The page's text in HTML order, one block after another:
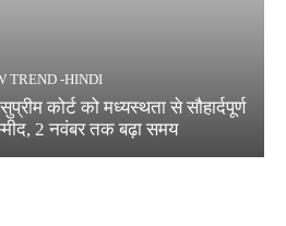
TREND -HINDI
कोर्ट को मध्यस्थता से सौहार्दपूर्ण
2 नवंबर तक बढ़ा समय